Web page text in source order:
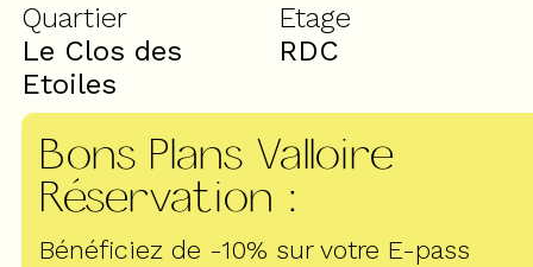
Quartier
Le Clos des
Etoiles
Etage
RDC
Bons Plans Valloire
Réservation :
Bénéficiez de -10% sur votre E-pass